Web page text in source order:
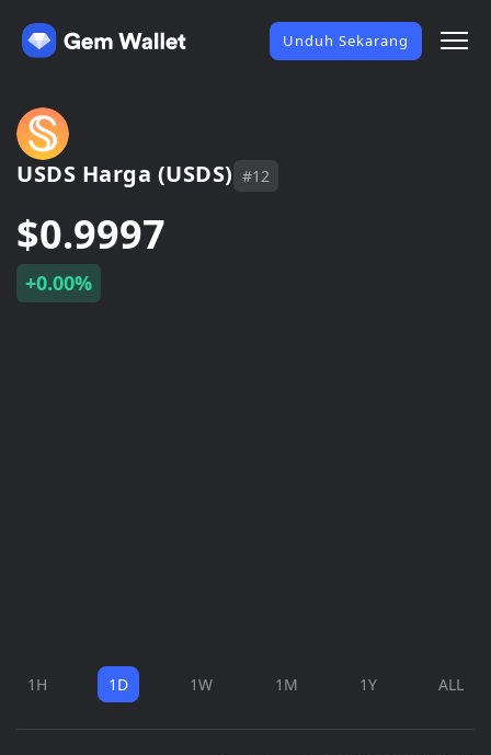
Unduh Sekarang
USDS Harga (USDS) #12
$0.9997
+0.00%
1H 1D 1W 1M 1Y ALL